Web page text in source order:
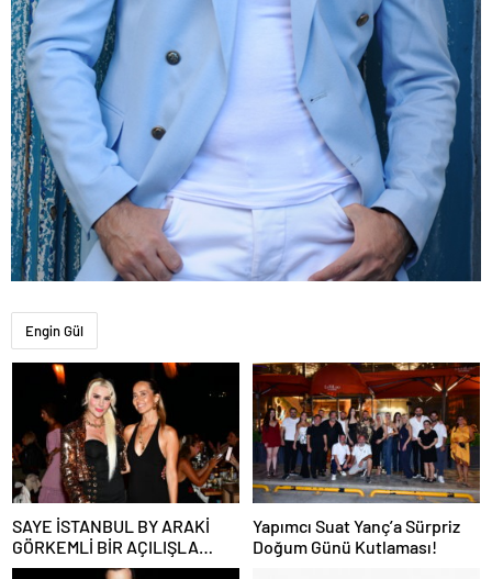
Engin Gül
SAYE İSTANBUL BY ARAKİ
GÖRKEMLİ BİR AÇILIŞLA
KAPILARINI AÇTI!
Yapımcı Suat Yanç’a Sürpriz
Doğum Günü Kutlaması!